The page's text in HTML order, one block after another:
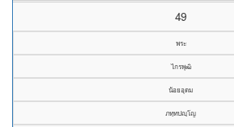
49
พระ
ไกรพุฒิ
น้อยอุดม
ภทฺทปญฺโญ